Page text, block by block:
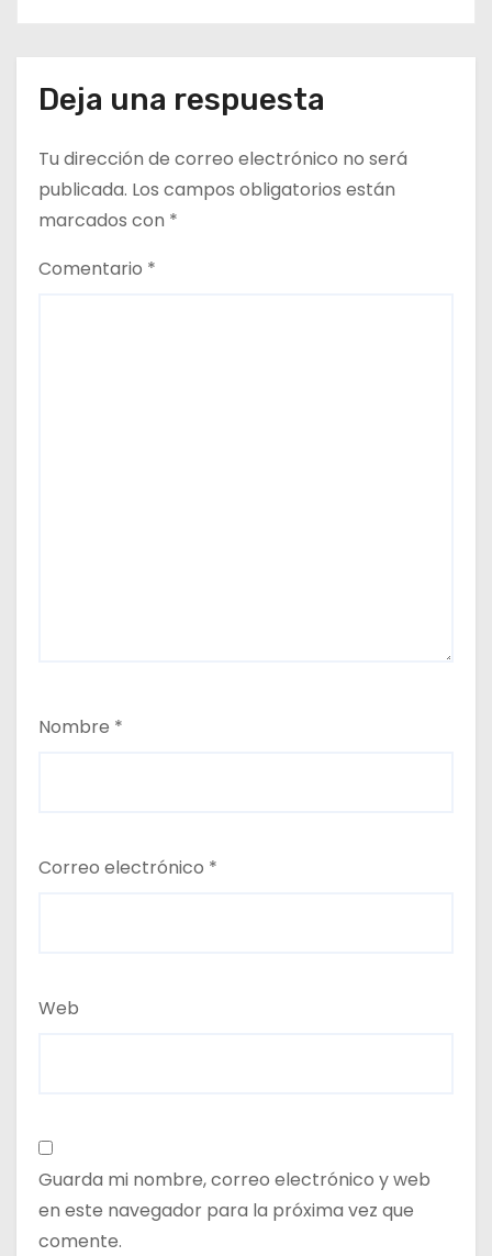
Deja una respuesta
Tu dirección de correo electrónico no será
publicada. Los campos obligatorios están
marcados con *
Comentario *
Nombre *
Correo electrónico *
Web
Guarda mi nombre, correo electrónico y web
en este navegador para la próxima vez que
comente.